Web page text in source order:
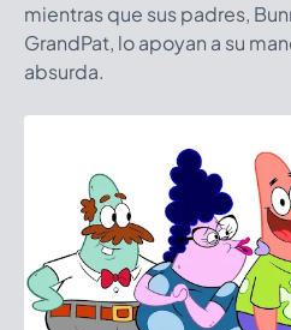
mientras que sus padres,
GrandPat, lo apoyan a su
absurda.